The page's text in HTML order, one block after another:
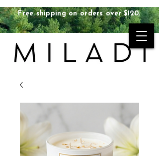
Free shipping on orders over $120.